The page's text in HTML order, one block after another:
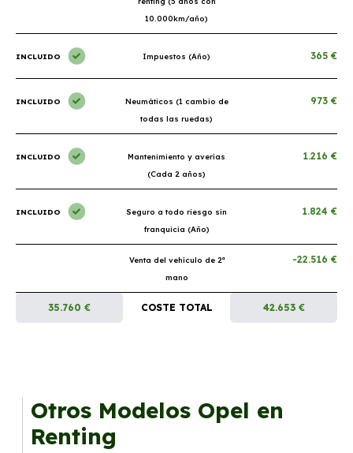
10.000km/año)
INCLUIDO Impuestos (Año) 365 €
INCLUIDO
Neumáticos (1 cambio de
todas las ruedas)
973 €
INCLUIDO
Mantenimiento y averías
(Cada 2 años)
1.216 €
INCLUIDO
Seguro a todo riesgo sin
franquicia (Año)
1.824 €
Venta del vehículo de 2ª
mano
-22.516 €
35.760 € COSTE TOTAL 42.653 €
Otros Modelos Opel en
Renting